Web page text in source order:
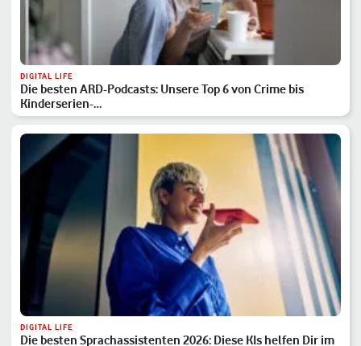
DIGITAL LIFE
Die besten ARD-Podcasts: Unsere Top 6 von Crime bis
Kinderserien-…
DIGITAL LIFE
Die besten Sprachassistenten 2026: Diese KIs helfen Dir im